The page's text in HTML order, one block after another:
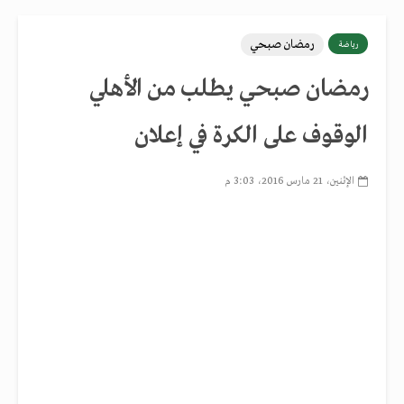
رياضة رمضان صبحي
رمضان صبحي يطلب من الأهلي
الوقوف على الكرة في إعلان
الإثنين، 21 مارس 2016، 3:03 م